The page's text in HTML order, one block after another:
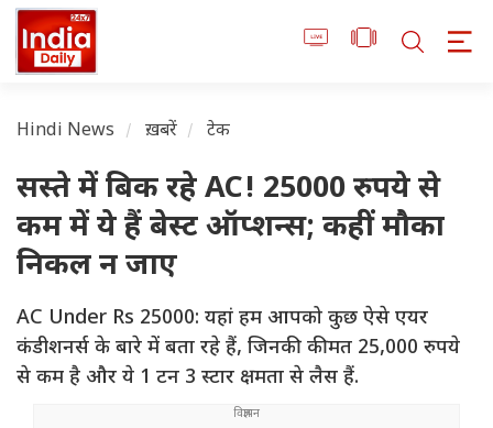
Hindi News ख़बरें टेक
सस्ते में बिक रहे AC! 25000 रुपये से
कम में ये हैं बेस्ट ऑप्शन्स; कहीं मौका
निकल न जाए
AC Under Rs 25000: यहां हम आपको कुछ ऐसे एयर
कंडीशनर्स के बारे में बता रहे हैं, जिनकी कीमत 25,000 रुपये
से कम है और ये 1 टन 3 स्टार क्षमता से लैस हैं.